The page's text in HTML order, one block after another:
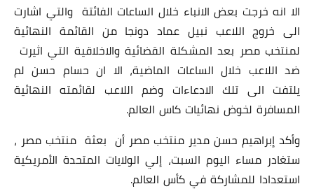
الا انه خرجت بعض الانباء خلال الساعات الفائتة والتي اشارت
الى خروج اللاعب نبيل عماد دونجا من القائمة النهائية
لمنتخب مصر بعد المشكلة القضائية والاخلاقية التي اثيرت
ضد اللاعب خلال الساعات الماضية، الا ان حسام حسن لم
يلتفت الى تلك الادعاءات وضم اللاعب لقائمته النهائية
المسافرة لخوض نهائيات كاس العالم.
وأكد إبراهيم حسن مدير منتخب مصر أن بعثة منتخب مصر ،
ستغادر مساء اليوم السبت، إلي الولايات المتحدة الأمريكية
استعدادا للمشاركة في كأس العالم.